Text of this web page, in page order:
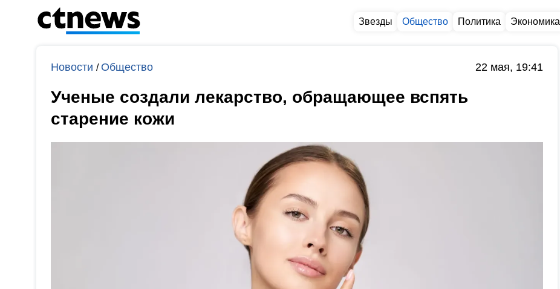
Звезды Общество Политика Экономика
Новости /Общество 22 мая, 19:41
Ученые создали лекарство, обращающее вспять
старение кожи